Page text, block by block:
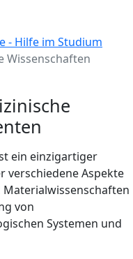
- Hilfe im Studium
Wissenschaften
ein einzigartiger
verschiedene Aspekte
von
Systemen und